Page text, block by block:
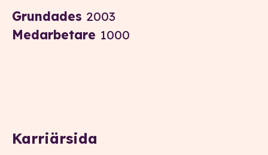
Grundades 2003
Medarbetare 1000
Karriärsida